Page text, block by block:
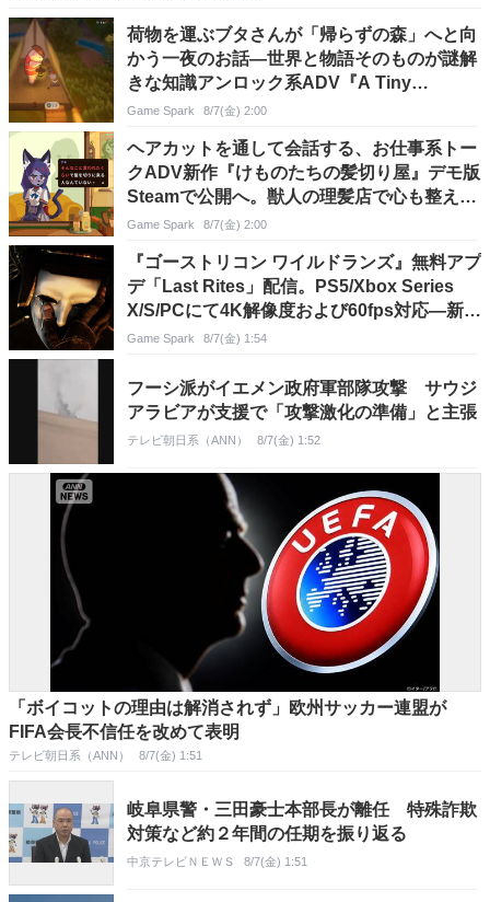
荷物を運ぶブタさんが「帰らずの森」へと向
かう一夜のお話―世界と物語そのものが謎解
きな知識アンロック系ADV『A Tiny
Wander』デモ版配信
Game Spark 8/7(金) 2:00
ヘアカットを通して会話する、お仕事系トー
クADV新作『けものたちの髪切り屋』デモ版
Steamで公開へ。獣人の理髪店で心も整えて
鏡にふさわしい姿を映す
Game Spark 8/7(金) 2:00
『ゴーストリコン ワイルドランズ』無料アプ
デ「Last Rites」配信。PS5/Xbox Series
X/S/PCにて4K解像度および60fps対応―新作
の開発も発表
Game Spark 8/7(金) 1:54
フーシ派がイエメン政府軍部隊攻撃 サウジ
アラビアが支援で「攻撃激化の準備」と主張
テレビ朝日系（ANN） 8/7(金) 1:52
「ボイコットの理由は解消されず」欧州サッカー連盟が
FIFA会長不信任を改めて表明
テレビ朝日系（ANN） 8/7(金) 1:51
岐阜県警・三田豪士本部長が離任 特殊詐欺
対策など約２年間の任期を振り返る
中京テレビＮＥＷＳ 8/7(金) 1:51